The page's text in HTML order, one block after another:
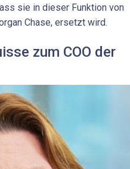
sie in dieser Funktion von
Chase, ersetzt wird.
zum COO der